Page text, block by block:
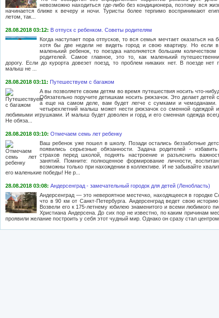
невозможно находиться где-либо без кондиционера, поэтому вся
начинается ближе к вечеру и ночи. Туристы более терпимо воспринимают
летом, так...
28.08.2018 03:12: В отпуск с ребенком. Советы родителям
Когда наступает пора отпусков, то вся семья мечтает оказаться на
хотя бы две недели не видеть город и свою квартиру. Но если
маленький ребенок, то поездка наполняется большим
родителей. Самое главное, это то, как маленький
дорогу. Если до курорта довезет поезд, то проблем никаких нет. В поезде нет
малыш не ...
28.08.2018 03:11: Путешествуем с багажом
А вы позволяете своим детям во время путешествия носить что-
Обязательно поручите детишкам носить рюкзачок. Это делает детей
а еще на самом деле, вам будет легче с сумками и чемоданами.
четырехлетний малыш может нести рюкзачок со сменной одеждой
любимыми игрушками. И малыш будет доволен и горд, и его сменная одежда
Не обяза...
28.08.2018 03:10: Отмечаем семь лет ребенку
Ваш ребенок уже пошел в школу. Позади остались беззаботные
появились серьезные обязанности. Задача родителей -
страхов перед школой, поднять настроение и разъяснить
занятий. Помните: полноценное формирование личности,
возможны только при нахождении в коллективе. И не забывайте
его маленькие победы! Не р...
28.08.2018 03:08: Андерсенград - замечательный городок для детей (Ленобласть)
Андерсенград — это невероятное местечко, находящееся в городке
что в 90 км от Санкт-Петербурга. Андерсенград ведет свою
Возвели его к 175-летнему юбилею знаменитого и всеми любимого
Христиана Андерсена. До сих пор не известно, по каким причинам
проявили желание построить у себя этот чудный мир. Однако он сразу стал